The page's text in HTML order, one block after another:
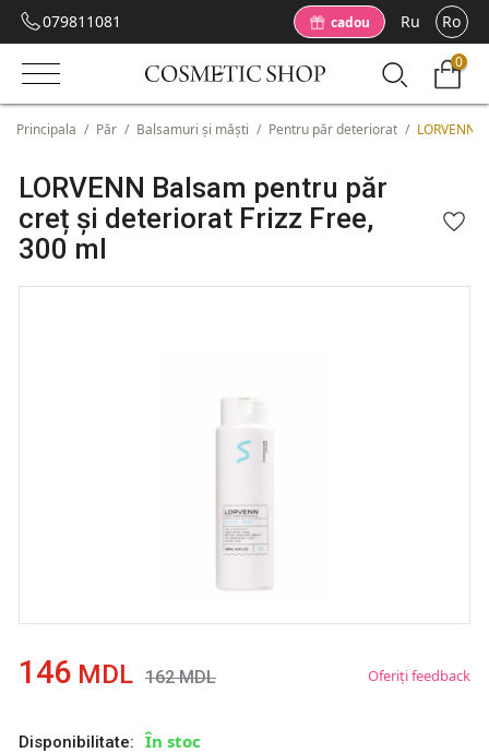
079811081 cadou Ru Ro
0
Principala / Păr / Balsamuri și măști / Pentru păr deteriorat / LORVENN
LORVENN Balsam pentru păr
creț și deteriorat Frizz Free,
300 ml
146 MDL 162MDL Oferiți feedback
Disponibilitate: În stoc